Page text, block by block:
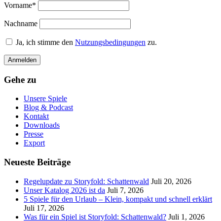
Vorname*
Nachname
Ja, ich stimme den Nutzungsbedingungen zu.
Gehe zu
Unsere Spiele
Blog & Podcast
Kontakt
Downloads
Presse
Export
Neueste Beiträge
Regelupdate zu Storyfold: Schattenwald Juli 20, 2026
Unser Katalog 2026 ist da Juli 7, 2026
5 Spiele für den Urlaub – Klein, kompakt und schnell erklärt
Juli 17, 2026
Was für ein Spiel ist Storyfold: Schattenwald? Juli 1, 2026